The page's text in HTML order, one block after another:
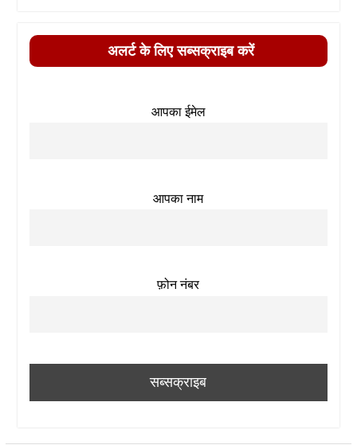
अलर्ट के लिए सब्सक्राइब करें
आपका ईमेल
आपका नाम
फ़ोन नंबर